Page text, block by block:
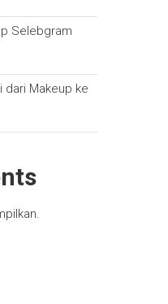
Selebgram
dari Makeup ke